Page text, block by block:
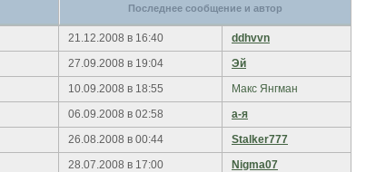
Последнее сообщение и автор
21.12.2008 в 16:40
ddhvvn
27.09.2008 в 19:04
Эй
10.09.2008 в 18:55
Макс Янгман
06.09.2008 в 02:58
а-я
26.08.2008 в 00:44
Stalker777
28.07.2008 в 17:00
Nigma07